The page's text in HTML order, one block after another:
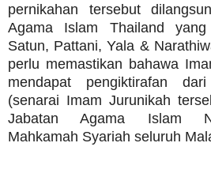
pernikahan tersebut
Agama Islam Thailand
Satun, Pattani, Yala &
perlu memastikan bahawa
mendapat pengiktirafan
(senarai Imam Jurunikah
Jabatan Agama Islam
Mahkamah Syariah seluruh